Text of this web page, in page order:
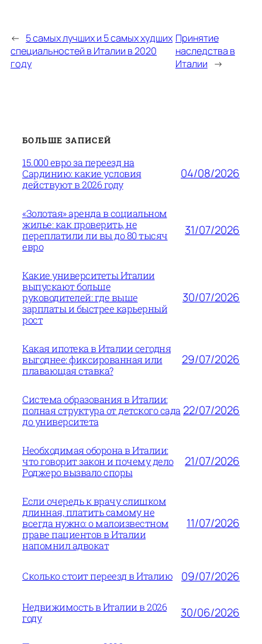
← 5 самых лучших и 5 самых худших
специальностей в Италии в 2020
году
Принятие
наследства в
Италии →
БОЛЬШЕ ЗАПИСЕЙ
15.000 евро за переезд на
Сардинию: какие условия
действуют в 2026 году
04/08/2026
«Золотая» аренда в социальном
жилье: как проверить, не
переплатили ли вы до 80 тысяч
евро
31/07/2026
Какие университеты Италии
выпускают больше
руководителей: где выше
зарплаты и быстрее карьерный
рост
30/07/2026
Какая ипотека в Италии сегодня
выгоднее: фиксированная или
плавающая ставка?
29/07/2026
Система образования в Италии:
полная структура от детского сада
до университета
22/07/2026
Необходимая оборона в Италии:
что говорит закон и почему дело
Роджеро вызвало споры
21/07/2026
Если очередь к врачу слишком
длинная, платить самому не
всегда нужно: о малоизвестном
праве пациентов в Италии
напомнил адвокат
11/07/2026
Сколько стоит переезд в Италию 09/07/2026
Недвижимость в Италии в 2026
году
30/06/2026